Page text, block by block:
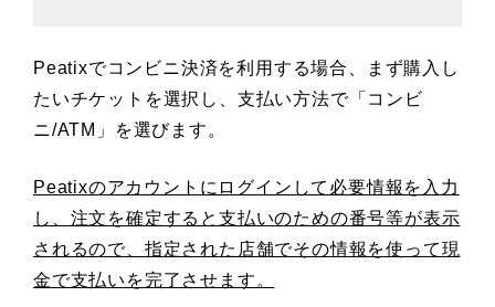
Peatixでコンビニ決済を利用する場合、まず購入し
たいチケットを選択し、支払い方法で「コンビ
ニ/ATM」を選びます。
Peatixのアカウントにログインして必要情報を入力
し、注文を確定すると支払いのための番号等が表示
されるので、指定された店舗でその情報を使って現
金で支払いを完了させます。